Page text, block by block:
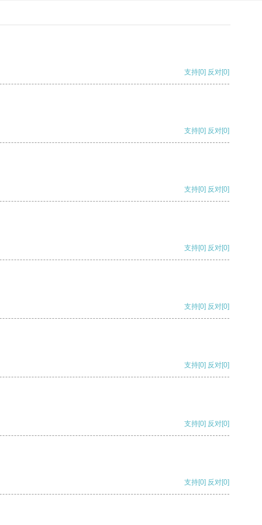
支持[0] 反对[0]
支持[0] 反对[0]
支持[0] 反对[0]
支持[0] 反对[0]
支持[0] 反对[0]
支持[0] 反对[0]
支持[0] 反对[0]
支持[0] 反对[0]